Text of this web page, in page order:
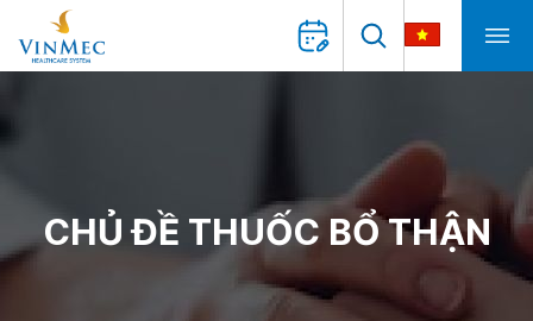
CHỦ ĐỀ THUỐC BỔ THẬN